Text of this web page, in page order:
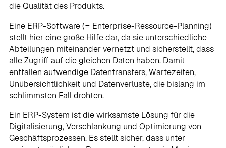
die Qualität des Produkts.
Eine ERP-Software (= Enterprise-Ressource-Planning)
stellt hier eine große Hilfe dar, da sie unterschiedliche
Abteilungen miteinander vernetzt und sicherstellt, dass
alle Zugriff auf die gleichen Daten haben. Damit
entfallen aufwendige Datentransfers, Wartezeiten,
Unübersichtlichkeit und Datenverluste, die bislang im
schlimmsten Fall drohten.
Ein ERP-System ist die wirksamste Lösung für die
Digitalisierung, Verschlankung und Optimierung von
Geschäftsprozessen. Es stellt sicher, dass unter